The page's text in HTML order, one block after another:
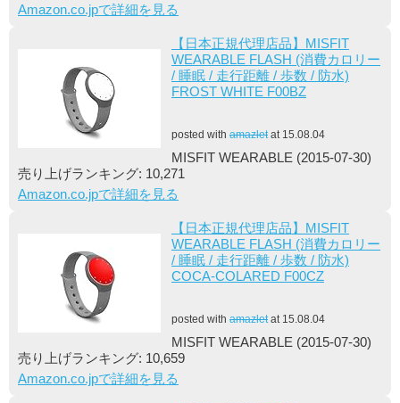
Amazon.co.jpで詳細を見る
【日本正規代理店品】MISFIT
WEARABLE FLASH (消費カロリー
/ 睡眠 / 走行距離 / 歩数 / 防水)
FROST WHITE F00BZ
posted with amazlet at 15.08.04
MISFIT WEARABLE (2015-07-30)
売り上げランキング: 10,271
Amazon.co.jpで詳細を見る
【日本正規代理店品】MISFIT
WEARABLE FLASH (消費カロリー
/ 睡眠 / 走行距離 / 歩数 / 防水)
COCA-COLARED F00CZ
posted with amazlet at 15.08.04
MISFIT WEARABLE (2015-07-30)
売り上げランキング: 10,659
Amazon.co.jpで詳細を見る